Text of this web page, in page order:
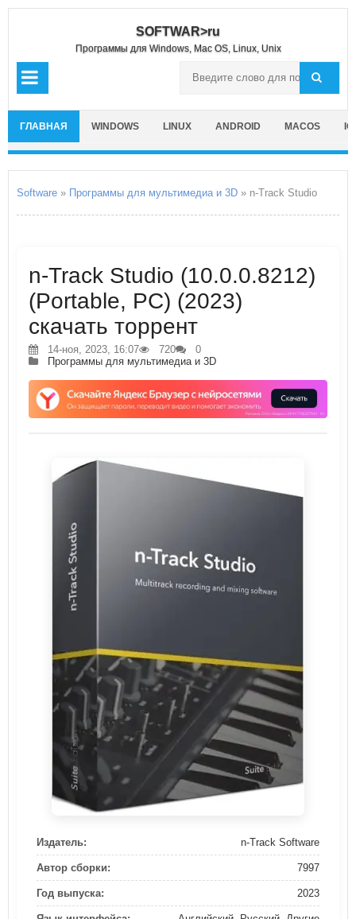
SOFTWAR>ru
Программы для Windows, Mac OS, Linux, Unix
ГЛАВНАЯ WINDOWS LINUX ANDROID MACOS
Software » Программы для мультимедиа и 3D » n-Track Studio
n-Track Studio (10.0.0.8212)
(Portable, PC) (2023)
скачать торрент
14-ноя, 2023, 16:07 720
0
Программы для мультимедиа и 3D
Издатель: n-Track Software
Автор сборки: 7997
Год выпуска: 2023